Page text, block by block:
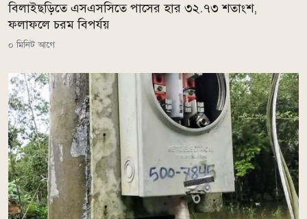
বিলাইছড়িতে এসএসসিতে পাসের হার ৩২.৭৩ শতাংশ,
ফলাফলে চরম বিপর্যয়
০ মিনিট আগে